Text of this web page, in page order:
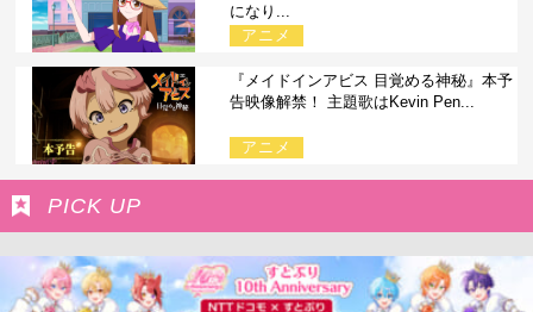
になり...
アニメ
『メイドインアビス 目覚める神秘』本予
告映像解禁！ 主題歌はKevin Pen...
アニメ
PICK UP